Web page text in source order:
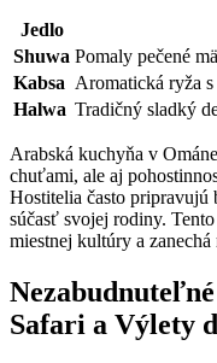
Jedlo
Shuwa Pomaly pečené
Kabsa Aromatická ryža
Halwa Tradičný sladký
Arabská kuchyňa v
chuťami, ale aj
Hostitelia často pripravujú
súčasť svojej rodiny.
miestnej kultúry a
Safari a Výlety